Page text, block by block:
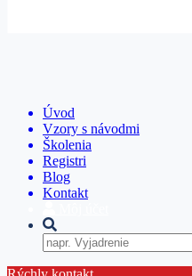
Úvod
Vzory s návodmi
Školenia
Registri
Blog
Kontakt